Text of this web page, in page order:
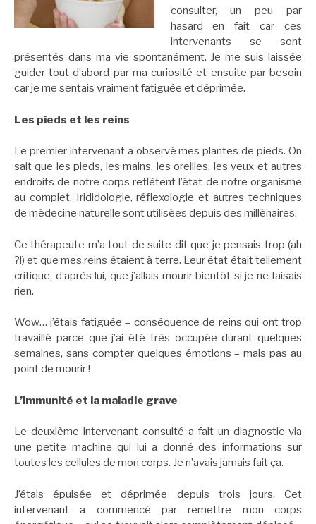
consulter, un peu par
hasard en fait car ces
intervenants se sont
présentés dans ma vie spontanément. Je me suis laissée
guider tout d’abord par ma curiosité et ensuite par besoin
car je me sentais vraiment fatiguée et déprimée.
Les pieds et les reins
Le premier intervenant a observé mes plantes de pieds. On
sait que les pieds, les mains, les oreilles, les yeux et autres
endroits de notre corps reflètent l’état de notre organisme
au complet. Irididologie, réflexologie et autres techniques
de médecine naturelle sont utilisées depuis des millénaires.
Ce thérapeute m’a tout de suite dit que je pensais trop (ah
?!) et que mes reins étaient à terre. Leur état était tellement
critique, d’après lui, que j’allais mourir bientôt si je ne faisais
rien.
Wow… j’étais fatiguée – conséquence de reins qui ont trop
travaillé parce que j’ai été très occupée durant quelques
semaines, sans compter quelques émotions – mais pas au
point de mourir !
L’immunité et la maladie grave
Le deuxième intervenant consulté a fait un diagnostic via
une petite machine qui lui a donné des informations sur
toutes les cellules de mon corps. Je n’avais jamais fait ça.
J’étais épuisée et déprimée depuis trois jours. Cet
intervenant a commencé par remettre mon corps